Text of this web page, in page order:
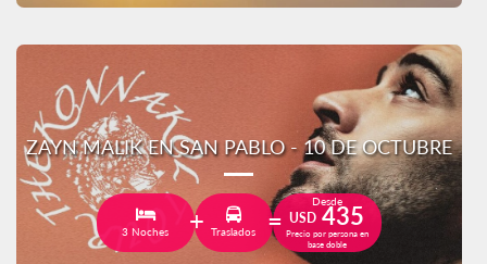
ZAYN MALIK EN SAN PABLO - 10 DE OCTUBRE
3 Noches Traslados
Desde
USD 435
Precio por persona en
base doble